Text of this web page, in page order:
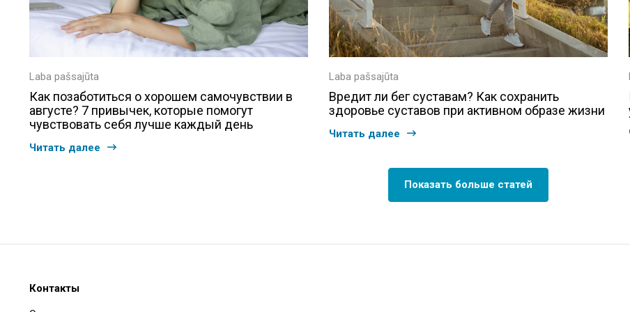
Laba pašsajūta
Как позаботиться о хорошем самочувствии в
августе? 7 привычек, которые помогут
чувствовать себя лучше каждый день
Читать далее
Laba pašsajūta
Вредит ли бег суставам? Как сохранить
здоровье суставов при активном образе жизни
Читать далее
Показать больше статей
Контакты